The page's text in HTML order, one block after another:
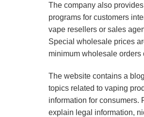
The company also
programs for customers
vape resellers or sales
Special wholesale prices
minimum wholesale orders
The website contains a
topics related to vaping
information for consumers.
explain legal information,